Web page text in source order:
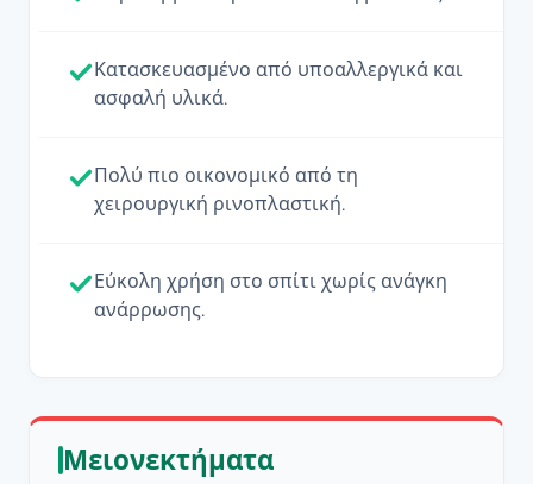
Κατασκευασμένο από υποαλλεργικά και
ασφαλή υλικά.
Πολύ πιο οικονομικό από τη
χειρουργική ρινοπλαστική.
Εύκολη χρήση στο σπίτι χωρίς ανάγκη
ανάρρωσης.
Μειονεκτήματα